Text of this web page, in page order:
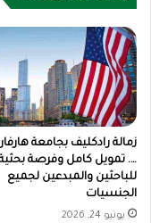
…. تمويل كامل وفرصة
للباحثين والمبدعين لجميع
الجنسيات
يونيو 24, 2026